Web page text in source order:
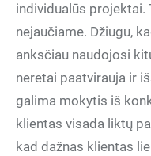
individualūs projektai.
nejaučiame. Džiugu,
anksčiau naudojosi
neretai paatvirauja ir
galima mokytis iš
klientas visada liktų
kad dažnas klientas